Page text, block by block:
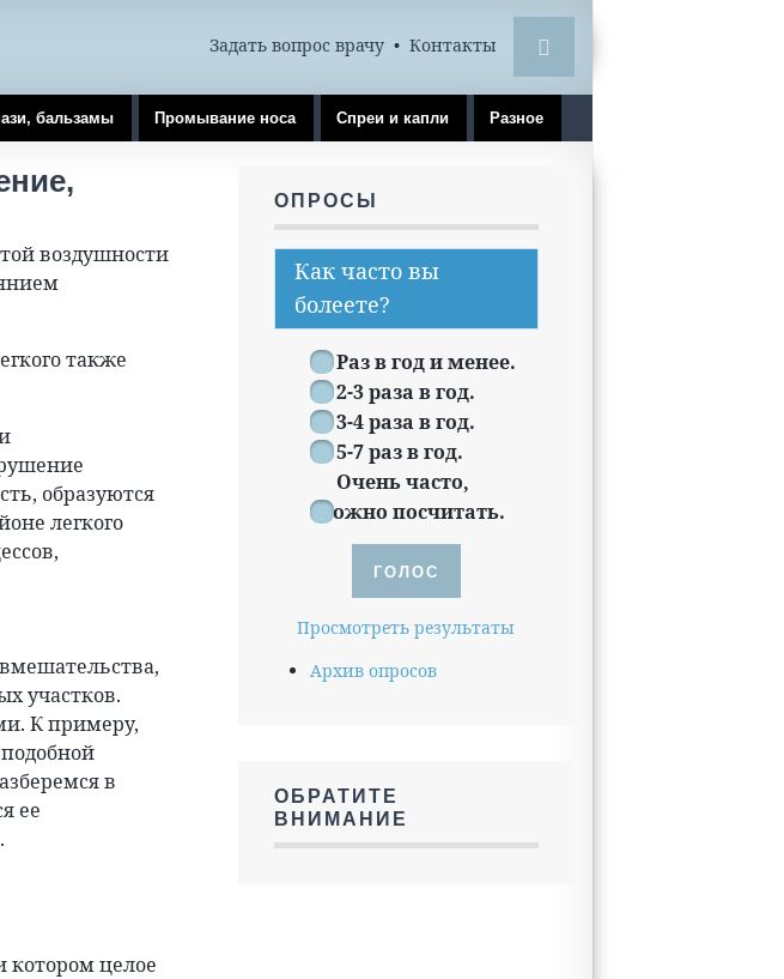
Задать вопрос врачу • Контакты
бальзамы Промывание носа Спреи и капли Разное
воздушности
также
образуются
легкого
участков.
К примеру,
в
ее
котором целое
ОПРОСЫ
Как часто вы
болеете?
Раз в год и менее.
2-3 раза в год.
3-4 раза в год.
5-7 раз в год.
Очень часто,
сложно посчитать.
Просмотреть результаты
Архив опросов
ОБРАТИТЕ
ВНИМАНИЕ